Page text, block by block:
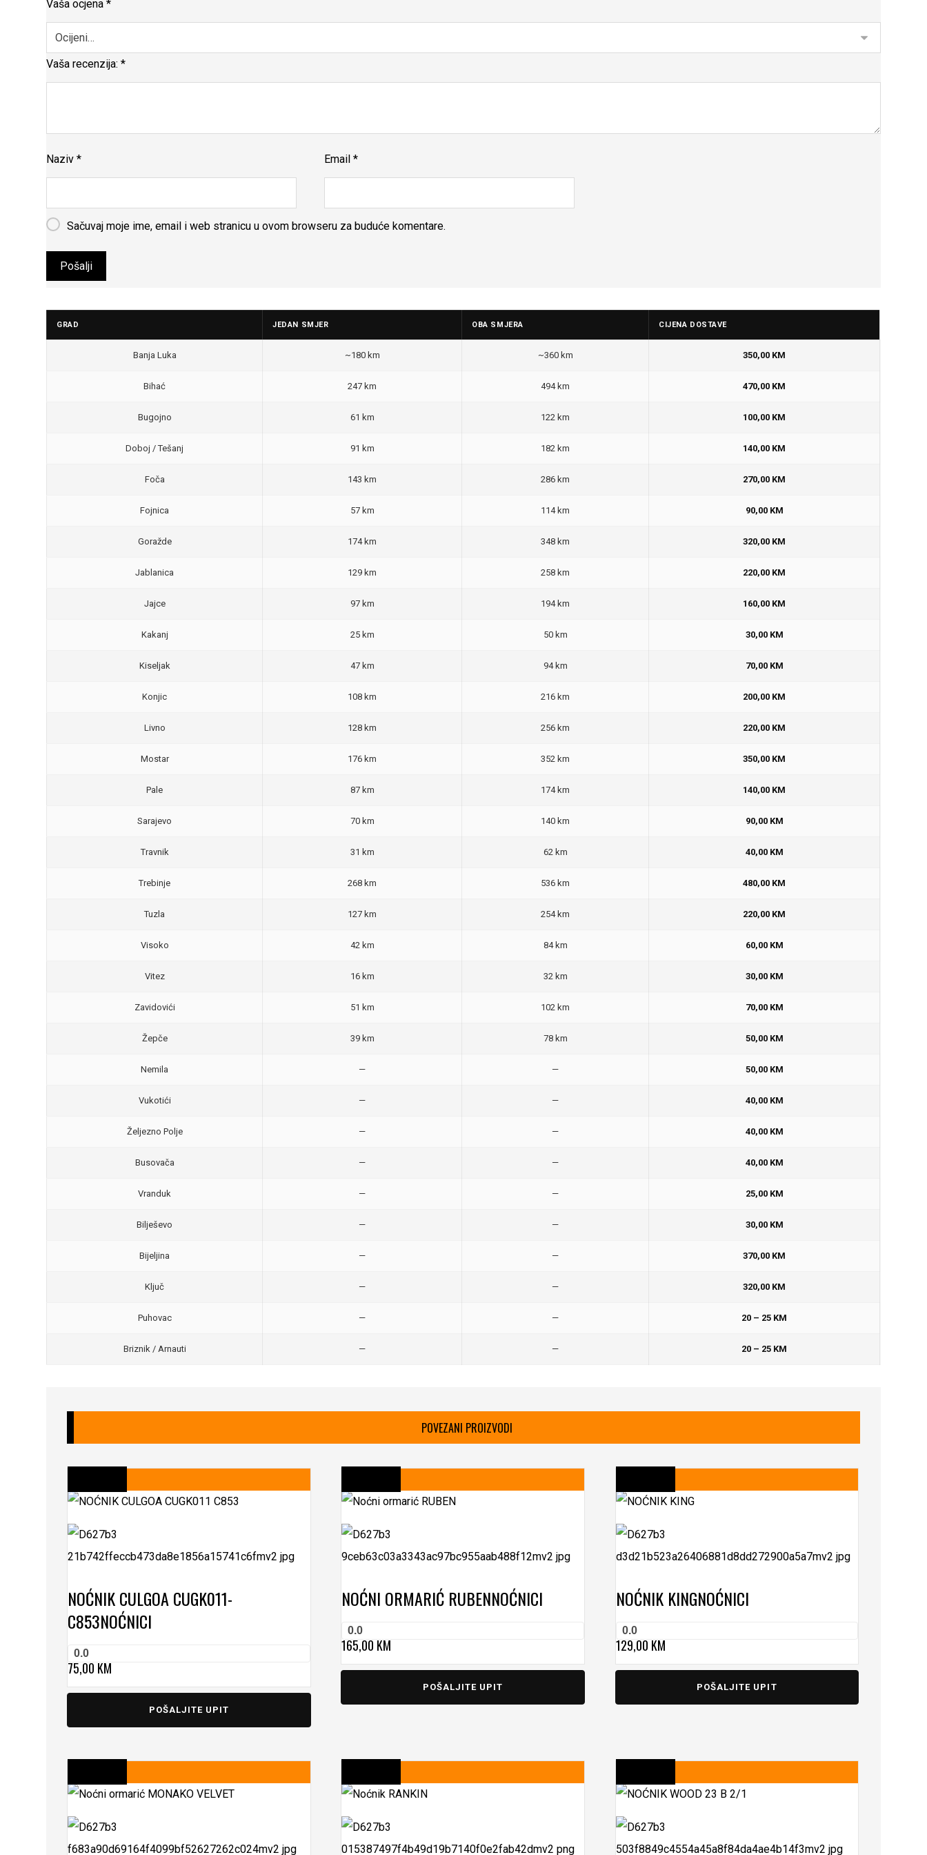
Vaša ocjena*
Vaša recenzija:*
Naziv* Email*
Sačuvaj moje ime, email i web stranicu u ovom browseru za buduće komentare.
GRAD JEDAN SMJER OBA SMJERA CIJENA DOSTAVE
Banja Luka ~180 km ~360 km 350,00 KM
Bihać 247 km 494 km 470,00 KM
Bugojno 61 km 122 km 100,00 KM
Doboj / Tešanj 91 km 182 km 140,00 KM
Foča 143 km 286 km 270,00 KM
Fojnica 57 km 114 km 90,00 KM
Goražde 174 km 348 km 320,00 KM
Jablanica 129 km 258 km 220,00 KM
Jajce 97 km 194 km 160,00 KM
Kakanj 25 km 50 km 30,00 KM
Kiseljak 47 km 94 km 70,00 KM
Konjic 108 km 216 km 200,00 KM
Livno 128 km 256 km 220,00 KM
Mostar 176 km 352 km 350,00 KM
Pale 87 km 174 km 140,00 KM
Sarajevo 70 km 140 km 90,00 KM
Travnik 31 km 62 km 40,00 KM
Trebinje 268 km 536 km 480,00 KM
Tuzla 127 km 254 km 220,00 KM
Visoko 42 km 84 km 60,00 KM
Vitez 16 km 32 km 30,00 KM
Zavidovići 51 km 102 km 70,00 KM
Žepče 39 km 78 km 50,00 KM
Nemila — — 50,00 KM
Vukotići — — 40,00 KM
Željezno Polje — — 40,00 KM
Busovača — — 40,00 KM
Vranduk — — 25,00 KM
Bilješevo — — 30,00 KM
Bijeljina — — 370,00 KM
Ključ — — 320,00 KM
Puhovac — — 20 – 25 KM
Briznik / Arnauti — — 20 – 25 KM
POVEZANI PROIZVODI
NOĆNIK CULGOA CUGK011-
C853NOĆNICI
0.0
75,00 KM
POŠALJITE UPIT
NOĆNI ORMARIĆ RUBENNOĆNICI
0.0
165,00 KM
POŠALJITE UPIT
NOĆNIK KINGNOĆNICI
0.0
129,00 KM
POŠALJITE UPIT